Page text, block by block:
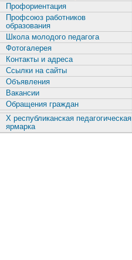
Профориентация
Профсоюз работников
образования
Школа молодого педагога
Фотогалерея
Контакты и адреса
Ссылки на сайты
Объявления
Вакансии
Обращения граждан
X республиканская педагогическая
ярмарка